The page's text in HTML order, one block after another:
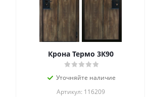
Крона Термо 3К90
Уточняйте наличие
Артикул: 116209